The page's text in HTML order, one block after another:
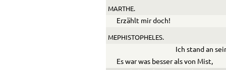
MARTHE.
Erzählt mir doch!
MEPHISTOPHELES.
Ich stand an
Es war was besser als von Mist,